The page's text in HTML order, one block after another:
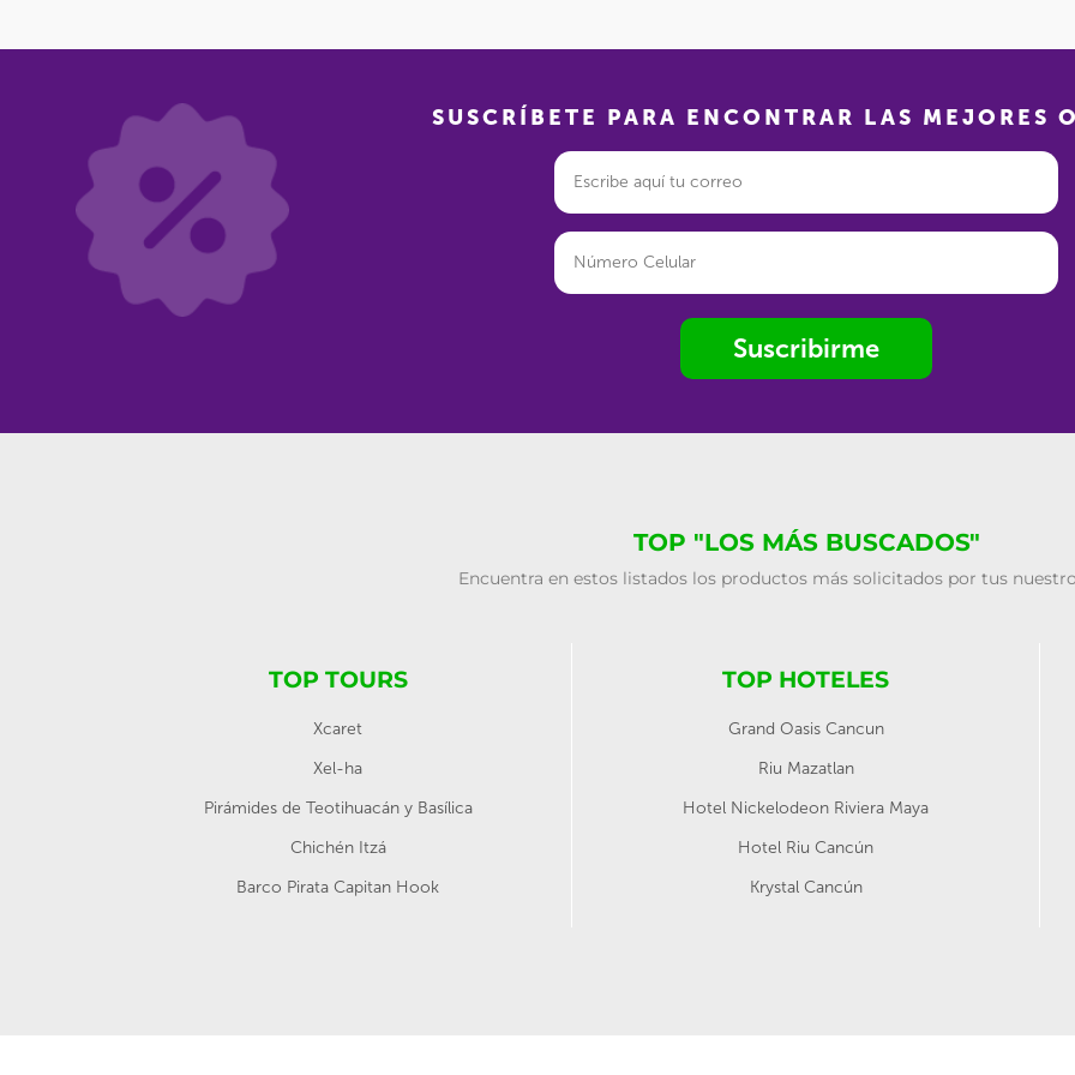
SUSCRÍBETE PARA ENCONTRAR LAS MEJORES
Suscribirme
TOP "LOS MÁS BUSCADOS"
Encuentra en estos listados los productos más solicitados por tus
TOP TOURS
Xcaret
Xel-ha
Pirámides de Teotihuacán y Basílica
Chichén Itzá
Barco Pirata Capitan Hook
TOP HOTELES
Grand Oasis Cancun
Riu Mazatlan
Hotel Nickelodeon Riviera Maya
Hotel Riu Cancún
Krystal Cancún